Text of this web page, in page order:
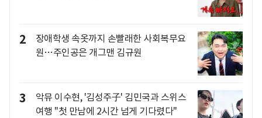
2
장애학생 속옷까지 손빨래한 사회복무요
원…주인공은 개그맨 김규원
3
악뮤 이수현, '김성주子' 김민국과 스위스
여행 "첫 만남에 2시간 넘게 기다렸다"